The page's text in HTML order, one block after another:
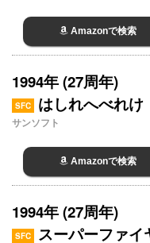
Amazonで検索
1994年 (27周年)
SFC はしれへべれけ
サンソフト
Amazonで検索
1994年 (27周年)
SFC スーパーファイ